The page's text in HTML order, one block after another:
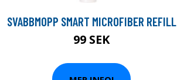
SVABBMOPP SMART MICROFIBER REFILL
99 SEK